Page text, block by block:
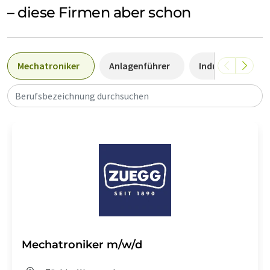
– diese Firmen aber schon
Mechatroniker Anlagenführer
Berufsbezeichnung durchsuchen
Mechatroniker m/w/d